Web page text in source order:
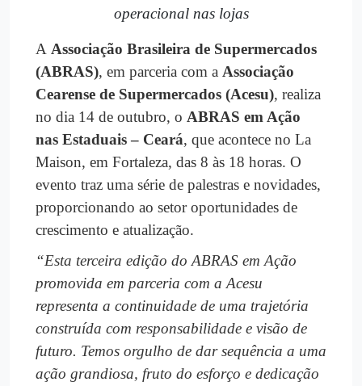
operacional nas lojas
A Associação Brasileira de Supermercados
(ABRAS), em parceria com a Associação
Cearense de Supermercados (Acesu), realiza
no dia 14 de outubro, o ABRAS em Ação
nas Estaduais – Ceará, que acontece no La
Maison, em Fortaleza, das 8 às 18 horas. O
evento traz uma série de palestras e novidades,
proporcionando ao setor oportunidades de
crescimento e atualização.
“Esta terceira edição do ABRAS em Ação
promovida em parceria com a Acesu
representa a continuidade de uma trajetória
construída com responsabilidade e visão de
futuro. Temos orgulho de dar sequência a uma
ação grandiosa, fruto do esforço e dedicação